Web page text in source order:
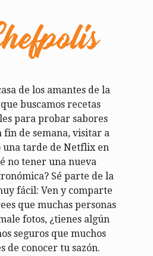
de los amantes de la
buscamos recetas
para probar sabores
fin de semana, visitar a
una tarde de Netflix en
no tener una nueva
Sé parte de la
fácil: Ven y comparte
que muchas personas
fotos, ¿tienes algún
seguros que muchos
de conocer tu sazón.